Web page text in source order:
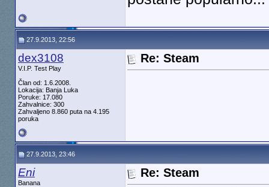
27.9.2013, 22:56
dex3108
V.I.P. Test Play
Član od: 1.6.2008.
Lokacija: Banja Luka
Poruke: 17.080
Zahvalnice: 300
Zahvaljeno 8.860 puta na 4.195
poruka
Re: Steam
27.9.2013, 23:46
Eni
Banana
Re: Steam